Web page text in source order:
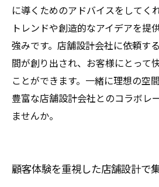
に導くためのアドバイスをしてく
トレンドや創造的なアイデアを提
強みです。店舗設計会社に依頼す
間が創り出され、お客様にとって
ことができます。一緒に理想の空
豊富な店舗設計会社とのコラボレ
ませんか。
顧客体験を重視した店舗設計で